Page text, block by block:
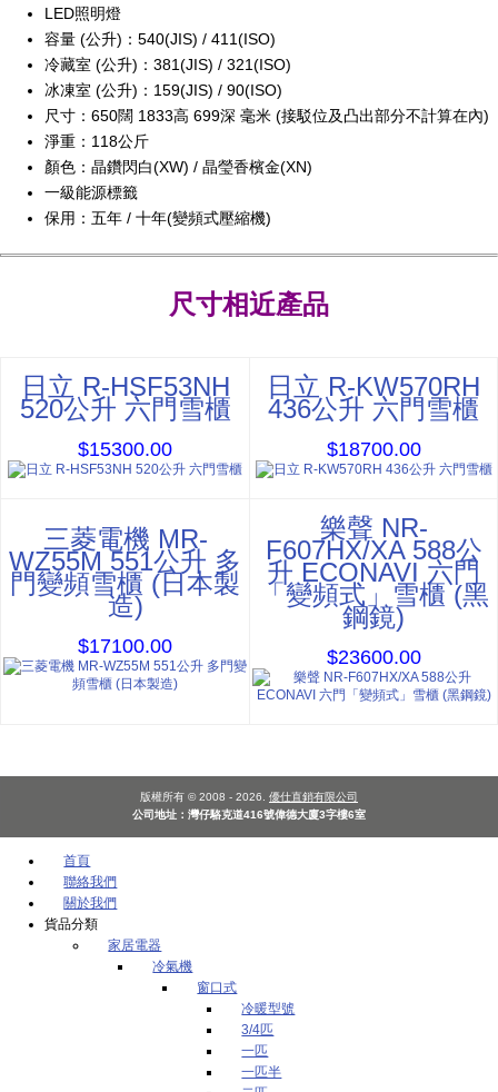
LED照明燈
容量 (公升)：540(JIS) / 411(ISO)
冷藏室 (公升)：381(JIS) / 321(ISO)
冰凍室 (公升)：159(JIS) / 90(ISO)
尺寸：650闊 1833高 699深 毫米 (接駁位及凸出部分不計算在內)
淨重：118公斤
顏色：晶鑽閃白(XW) / 晶瑩香檳金(XN)
一級能源標籤
保用：五年 / 十年(變頻式壓縮機)
尺寸相近產品
日立 R-HSF53NH
520公升 六門雪櫃
$15300.00
日立 R-KW570RH
436公升 六門雪櫃
$18700.00
三菱電機 MR-
WZ55M 551公升 多
門變頻雪櫃 (日本製
造)
$17100.00
樂聲 NR-
F607HX/XA 588公
升 ECONAVI 六門
「變頻式」雪櫃 (黑
鋼鏡)
$23600.00
版權所有 © 2008 - 2026. 優仕直銷有限公司
公司地址：灣仔駱克道416號偉德大廈3字樓6室
首頁
聯絡我們
關於我們
貨品分類
家居電器
冷氣機
窗口式
冷暖型號
3/4匹
一匹
一匹半